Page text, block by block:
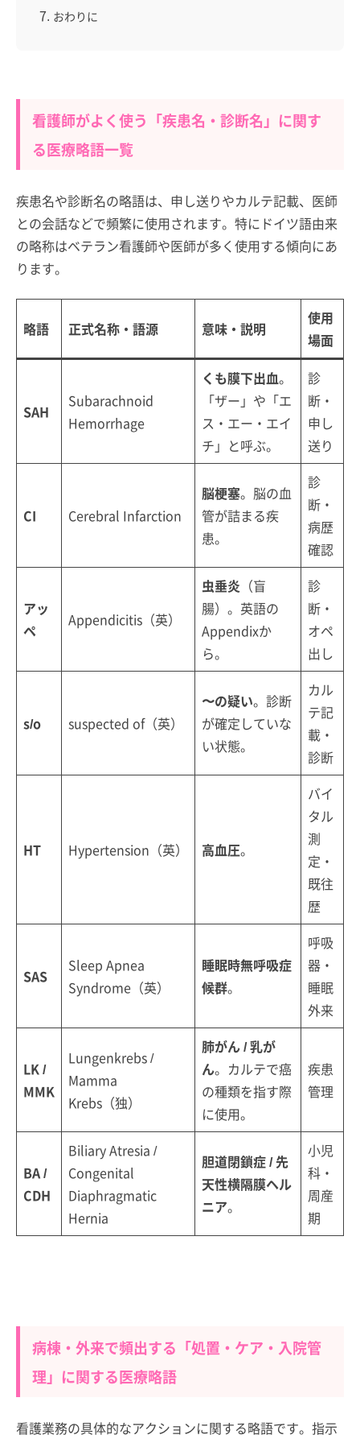
おわりに
看護師がよく使う「疾患名・診断名」に関す
る医療略語一覧
疾患名や診断名の略語は、申し送りやカルテ記載、医師
との会話などで頻繁に使用されます。特にドイツ語由来
の略称はベテラン看護師や医師が多く使用する傾向にあ
ります。
略語 正式名称・語源 意味・説明
使用
場面
SAH
Subarachnoid
Hemorrhage
くも膜下出血。
「ザー」や「エ
ス・エー・エイ
チ」と呼ぶ。
診
断・
申し
送り
CI Cerebral Infarction
脳梗塞。脳の血
管が詰まる疾
患。
診
断・
病歴
確認
アッ
ペ
Appendicitis（英）
虫垂炎 （盲
腸）。英語の
Appendixか
ら。
診
断・
オペ
出し
s/o suspected of（英）
〜の疑い。診断
が確定していな
い状態。
カル
テ記
載・
診断
HT Hypertension（英） 高血圧。
バイ
タル
測
定・
既往
歴
SAS
Sleep Apnea
Syndrome（英）
睡眠時無呼吸症
候群。
呼吸
器・
睡眠
外来
LK /
MMK
Lungenkrebs /
Mamma
Krebs（独）
肺がん / 乳が
ん。カルテで癌
の種類を指す際
に使用。
疾患
管理
BA /
CDH
Biliary Atresia /
Congenital
Diaphragmatic
Hernia
胆道閉鎖症 / 先
天性横隔膜ヘル
ニア。
小児
科・
周産
期
病棟・外来で頻出する「処置・ケア・入院管
理」に関する医療略語
看護業務の具体的なアクションに関する略語です。指示